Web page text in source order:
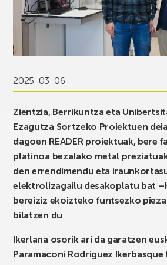
2025-03-06
Zientzia, Berrikuntza eta
Ezagutza Sortzeko Proiektuen
dagoen READER proiektuak, bere
platinoa bezalako metal
den errendimendu eta
elektrolizagailu desakoplatu bat
bereiziz ekoizteko funtsezko
bilatzen du
Ikerlana osorik ari da garatzen
Paramaconi Rodriguez Ikerbasque